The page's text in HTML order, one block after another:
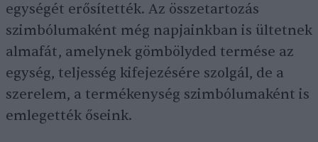
egységét erősítették. Az összetartozás
szimbólumaként még napjainkban is ültetnek
almafát, amelynek gömbölyded termése az
egység, teljesség kifejezésére szolgál, de a
szerelem, a termékenység szimbólumaként is
emlegették őseink.